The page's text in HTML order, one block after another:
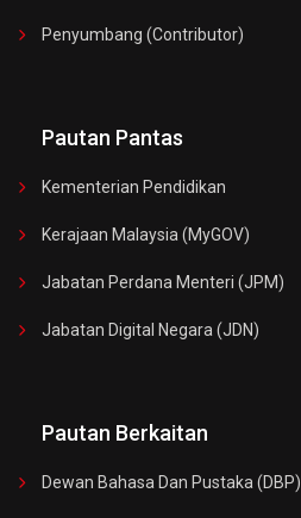
Penyumbang (Contributor)
Pautan Pantas
Kementerian Pendidikan
Kerajaan Malaysia (MyGOV)
Jabatan Perdana Menteri (JPM)
Jabatan Digital Negara (JDN)
Pautan Berkaitan
Dewan Bahasa Dan Pustaka (DBP)